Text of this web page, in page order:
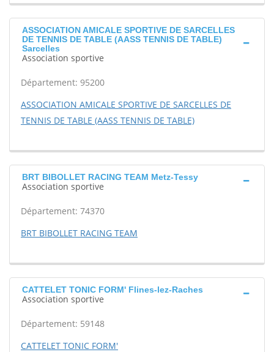
ASSOCIATION AMICALE SPORTIVE DE SARCELLES
DE TENNIS DE TABLE (AASS TENNIS DE TABLE)
Sarcelles
Association sportive
Département: 95200
ASSOCIATION AMICALE SPORTIVE DE SARCELLES DE
TENNIS DE TABLE (AASS TENNIS DE TABLE)
BRT BIBOLLET RACING TEAM Metz-Tessy
Association sportive
Département: 74370
BRT BIBOLLET RACING TEAM
CATTELET TONIC FORM' Flines-lez-Raches
Association sportive
Département: 59148
CATTELET TONIC FORM'